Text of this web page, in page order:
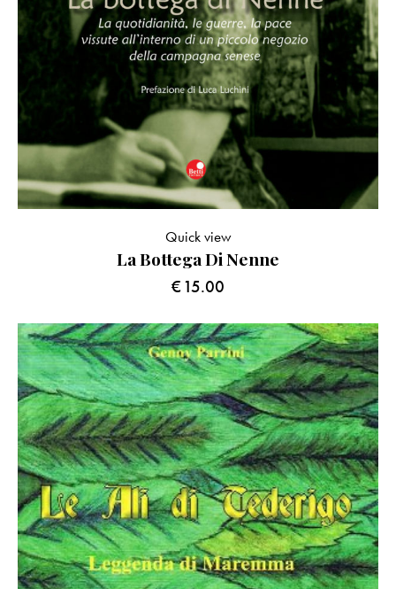
La Bottega Di Nenne
€15.00
Quick view